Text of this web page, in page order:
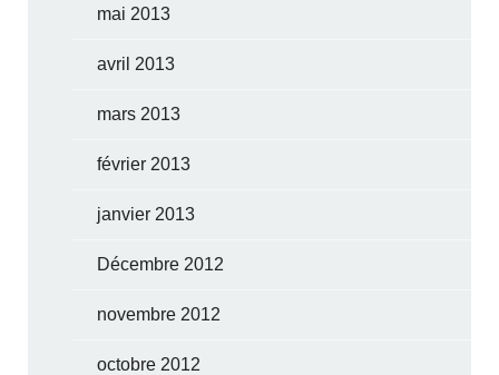
mai 2013
avril 2013
mars 2013
février 2013
janvier 2013
Décembre 2012
novembre 2012
octobre 2012